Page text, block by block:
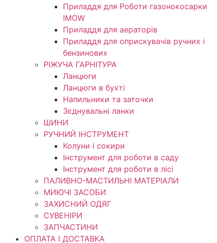
Приладдя для Роботи газонокосарки
IMOW
Приладдя для аераторів
Приладдя для оприскувачів ручних і
бензинових
РІЖУЧА ГАРНІТУРА
Ланцюги
Ланцюги в бухті
Напильники та заточки
Зєднувальні ланки
ШИНИ
РУЧНИЙ ІНСТРУМЕНТ
Колуни і сокири
Інструмент для роботи в саду
Інструмент для роботи в лісі
ПАЛИВНО-МАСТИЛЬНІ МАТЕРІАЛИ
МИЮЧІ ЗАСОБИ
ЗАХИСНИЙ ОДЯГ
СУВЕНІРИ
ЗАПЧАСТИНИ
ОПЛАТА І ДОСТАВКА